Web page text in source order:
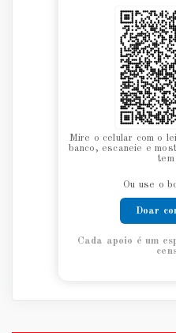
Mire o celular com o
banco, escaneie e
tem
Ou use o
Doar
Cada apoio é um